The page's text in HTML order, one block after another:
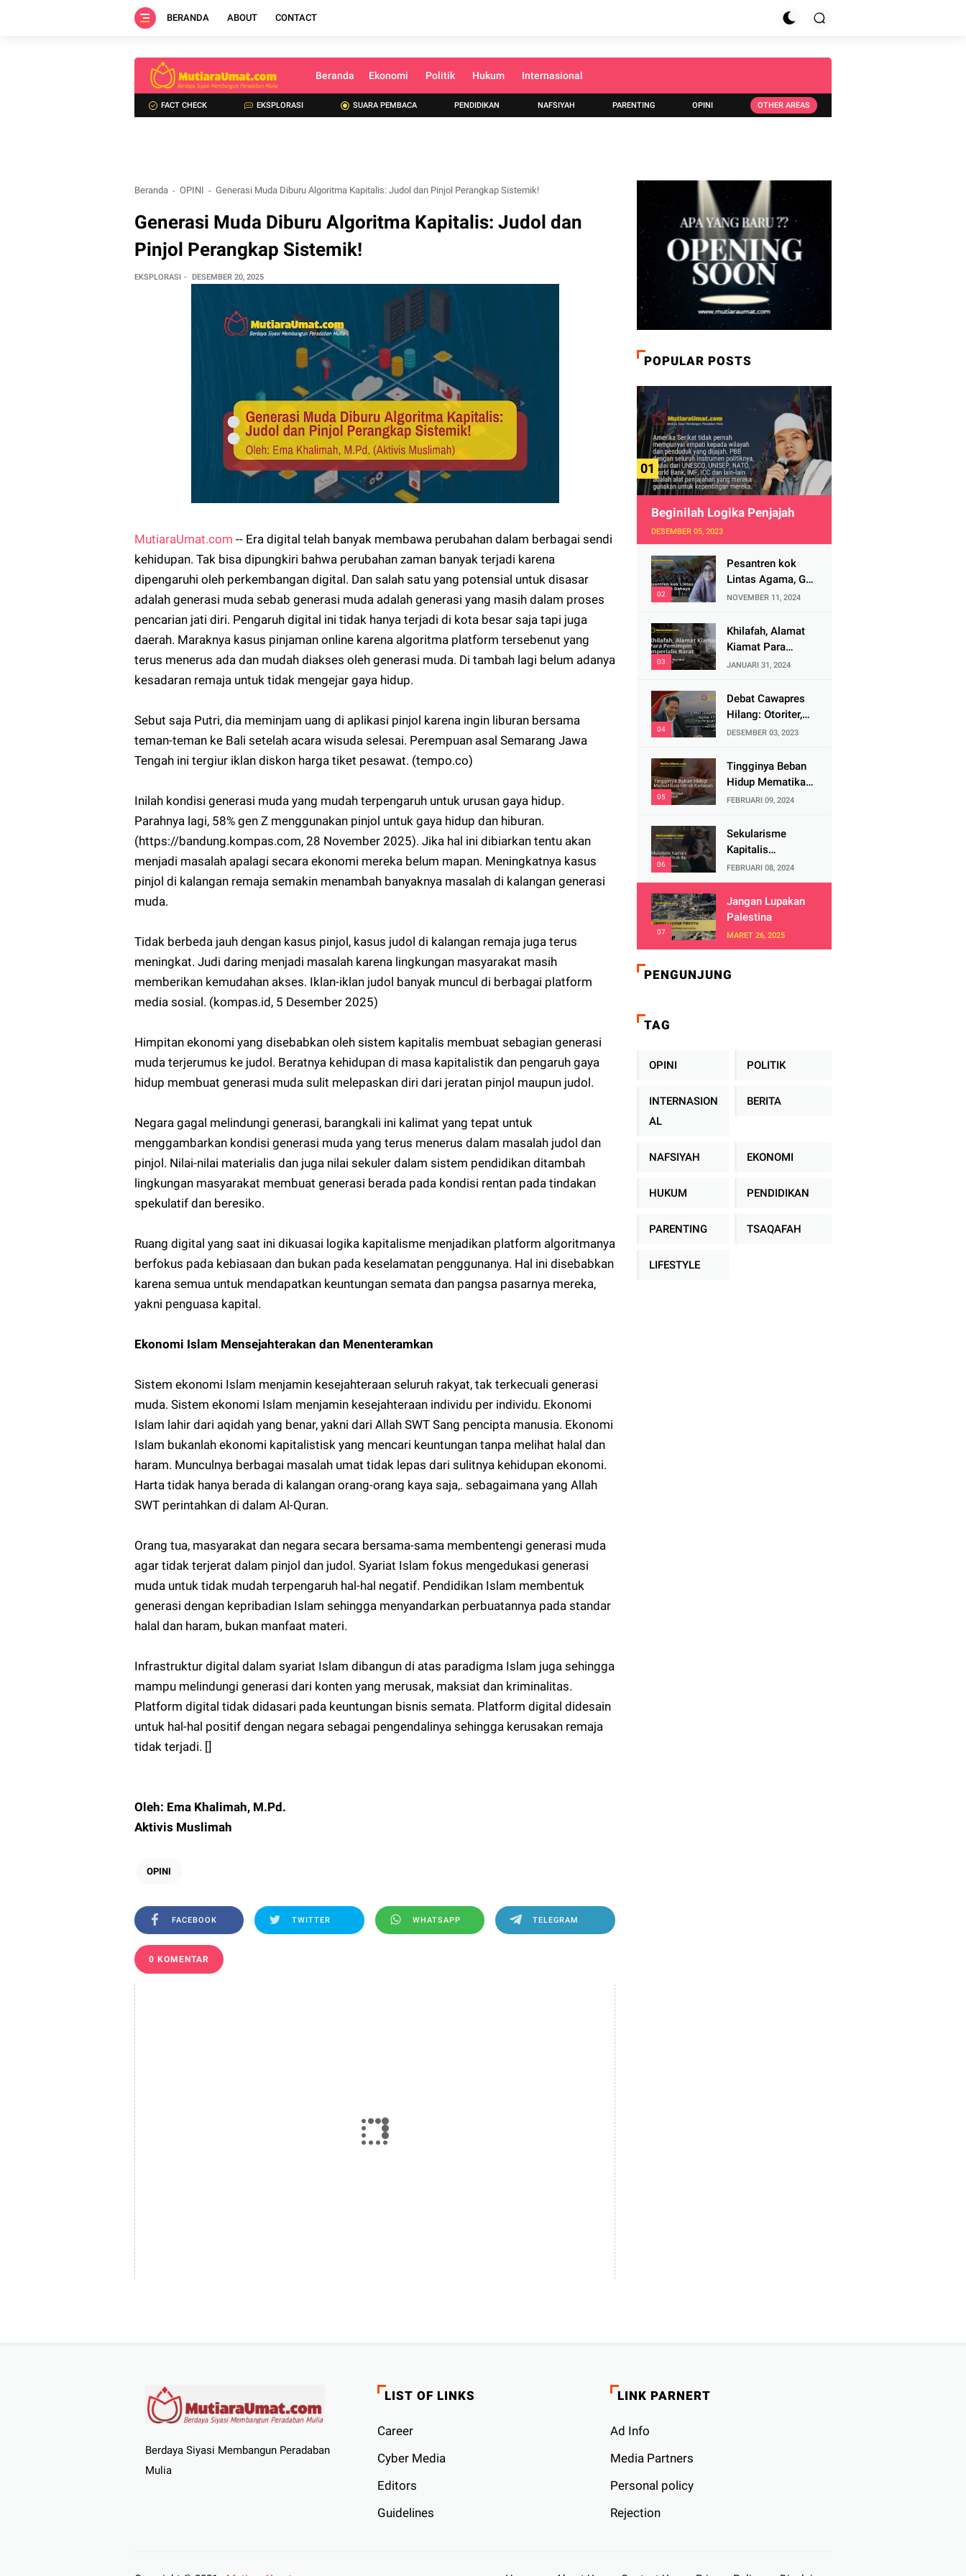
BERANDA ABOUT CONTACT
Beranda Ekonomi Politik Hukum Internasional
FACT CHECK EKSPLORASI SUARA PEMBACA PENDIDIKAN NAFSIYAH PARENTING OPINI OTHER AREAS
Beranda OPINI Generasi Muda Diburu Algoritma Kapitalis: Judol dan Pinjol Perangkap Sistemik!
Generasi Muda Diburu Algoritma Kapitalis: Judol dan
Pinjol Perangkap Sistemik!
EKSPLORASI DESEMBER 20, 2025
MutiaraUmat.com -- Era digital telah banyak membawa perubahan dalam berbagai sendi
kehidupan. Tak bisa dipungkiri bahwa perubahan zaman banyak terjadi karena
dipengaruhi oleh perkembangan digital. Dan salah satu yang potensial untuk disasar
adalah generasi muda sebab generasi muda adalah generasi yang masih dalam proses
pencarian jati diri. Pengaruh digital ini tidak hanya terjadi di kota besar saja tapi juga
daerah. Maraknya kasus pinjaman online karena algoritma platform tersebenut yang
terus menerus ada dan mudah diakses oleh generasi muda. Di tambah lagi belum adanya
kesadaran remaja untuk tidak mengejar gaya hidup.
Sebut saja Putri, dia meminjam uang di aplikasi pinjol karena ingin liburan bersama
teman-teman ke Bali setelah acara wisuda selesai. Perempuan asal Semarang Jawa
Tengah ini tergiur iklan diskon harga tiket pesawat. (tempo.co)
Inilah kondisi generasi muda yang mudah terpengaruh untuk urusan gaya hidup.
Parahnya lagi, 58% gen Z menggunakan pinjol untuk gaya hidup dan hiburan.
(https://bandung.kompas.com, 28 November 2025). Jika hal ini dibiarkan tentu akan
menjadi masalah apalagi secara ekonomi mereka belum mapan. Meningkatnya kasus
pinjol di kalangan remaja semakin menambah banyaknya masalah di kalangan generasi
muda.
Tidak berbeda jauh dengan kasus pinjol, kasus judol di kalangan remaja juga terus
meningkat. Judi daring menjadi masalah karena lingkungan masyarakat masih
memberikan kemudahan akses. Iklan-iklan judol banyak muncul di berbagai platform
media sosial. (kompas.id, 5 Desember 2025)
Himpitan ekonomi yang disebabkan oleh sistem kapitalis membuat sebagian generasi
muda terjerumus ke judol. Beratnya kehidupan di masa kapitalistik dan pengaruh gaya
hidup membuat generasi muda sulit melepaskan diri dari jeratan pinjol maupun judol.
Negara gagal melindungi generasi, barangkali ini kalimat yang tepat untuk
menggambarkan kondisi generasi muda yang terus menerus dalam masalah judol dan
pinjol. Nilai-nilai materialis dan juga nilai sekuler dalam sistem pendidikan ditambah
lingkungan masyarakat membuat generasi berada pada kondisi rentan pada tindakan
spekulatif dan beresiko.
Ruang digital yang saat ini dikuasai logika kapitalisme menjadikan platform algoritmanya
berfokus pada kebiasaan dan bukan pada keselamatan penggunanya. Hal ini disebabkan
karena semua untuk mendapatkan keuntungan semata dan pangsa pasarnya mereka,
yakni penguasa kapital.
Ekonomi Islam Mensejahterakan dan Menenteramkan
Sistem ekonomi Islam menjamin kesejahteraan seluruh rakyat, tak terkecuali generasi
muda. Sistem ekonomi Islam menjamin kesejahteraan individu per individu. Ekonomi
Islam lahir dari aqidah yang benar, yakni dari Allah SWT Sang pencipta manusia. Ekonomi
Islam bukanlah ekonomi kapitalistisk yang mencari keuntungan tanpa melihat halal dan
haram. Munculnya berbagai masalah umat tidak lepas dari sulitnya kehidupan ekonomi.
Harta tidak hanya berada di kalangan orang-orang kaya saja,. sebagaimana yang Allah
SWT perintahkan di dalam Al-Quran.
Orang tua, masyarakat dan negara secara bersama-sama membentengi generasi muda
agar tidak terjerat dalam pinjol dan judol. Syariat Islam fokus mengedukasi generasi
muda untuk tidak mudah terpengaruh hal-hal negatif. Pendidikan Islam membentuk
generasi dengan kepribadian Islam sehingga menyandarkan perbuatannya pada standar
halal dan haram, bukan manfaat materi.
Infrastruktur digital dalam syariat Islam dibangun di atas paradigma Islam juga sehingga
mampu melindungi generasi dari konten yang merusak, maksiat dan kriminalitas.
Platform digital tidak didasari pada keuntungan bisnis semata. Platform digital didesain
untuk hal-hal positif dengan negara sebagai pengendalinya sehingga kerusakan remaja
tidak terjadi. []
Oleh: Ema Khalimah, M.Pd.
Aktivis Muslimah
OPINI
FACEBOOK TWITTER WHATSAPP TELEGRAM
0 KOMENTAR
POPULAR POSTS
Beginilah Logika Penjajah
DESEMBER 05, 2023
Pesantren kok
Lintas Agama, Ga
Bahaya Tah?
NOVEMBER 11, 2024
Khilafah, Alamat
Kiamat Para
Pemimpin
JANUARI 31, 2024
Debat Cawapres
Hilang: Otoriter,
KPU Pengawal
Demokrasi?
DESEMBER 03, 2023
Tingginya Beban
Hidup Mematikan
Fitrah Keibuan
FEBRUARI 09, 2024
Sekularisme
Kapitalis
Mematikan Fitrah
Ibu
FEBRUARI 08, 2024
Jangan Lupakan
Palestina
MARET 26, 2025
PENGUNJUNG
TAG
OPINI POLITIK
INTERNASION
AL
BERITA
NAFSIYAH EKONOMI
HUKUM PENDIDIKAN
PARENTING TSAQAFAH
LIFESTYLE
Berdaya Siyasi Membangun Peradaban
Mulia
LIST OF LINKS
Career
Cyber ​​Media
Editors
Guidelines
LINK PARNERT
Ad Info
Media Partners
Personal policy
Rejection